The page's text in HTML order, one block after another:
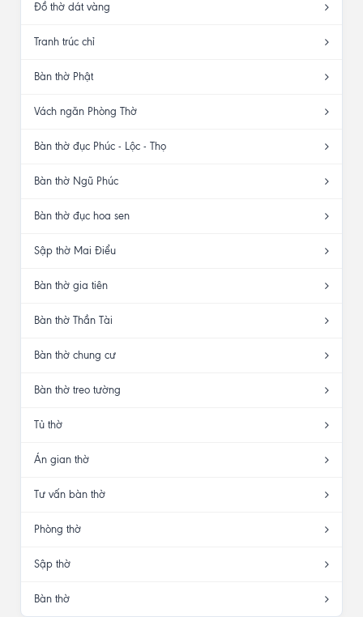
Đồ thờ dát vàng
Tranh trúc chỉ
Bàn thờ Phật
Vách ngăn Phòng Thờ
Bàn thờ đục Phúc - Lộc - Thọ
Bàn thờ Ngũ Phúc
Bàn thờ đục hoa sen
Sập thờ Mai Điểu
Bàn thờ gia tiên
Bàn thờ Thần Tài
Bàn thờ chung cư
Bàn thờ treo tường
Tủ thờ
Án gian thờ
Tư vấn bàn thờ
Phòng thờ
Sập thờ
Bàn thờ